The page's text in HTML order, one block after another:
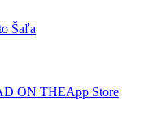
ON THEApp Store